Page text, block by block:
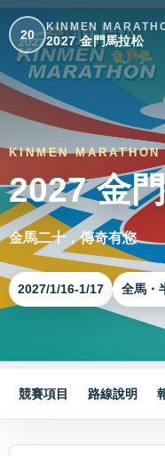
20
KINMEN
2027 金門馬拉松
KINMEN
2027 金
金馬二十，傳奇有您
2027/1/16-1/17 全馬・
競賽項目 路線說明